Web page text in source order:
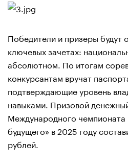
Победители и призеры будут
ключевых зачетах:
абсолютном. По итогам
конкурсантам вручат
подтверждающие уровень
навыками. Призовой
Международного чемпионата
будущего» в 2025 году
рублей.